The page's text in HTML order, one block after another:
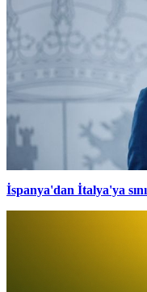
İspanya'dan İtalya'ya